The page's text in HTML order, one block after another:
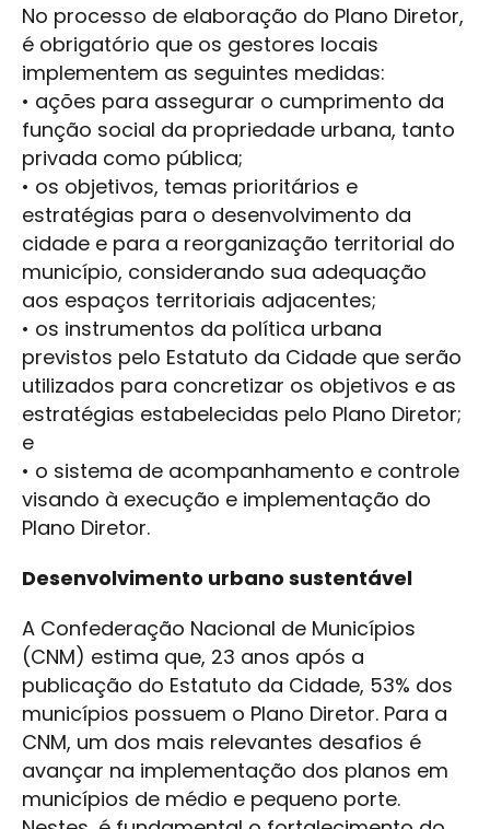
No processo de elaboração do Plano Diretor,
é obrigatório que os gestores locais
implementem as seguintes medidas:
• ações para assegurar o cumprimento da
função social da propriedade urbana, tanto
privada como pública;
• os objetivos, temas prioritários e
estratégias para o desenvolvimento da
cidade e para a reorganização territorial do
município, considerando sua adequação
aos espaços territoriais adjacentes;
• os instrumentos da política urbana
previstos pelo Estatuto da Cidade que serão
utilizados para concretizar os objetivos e as
estratégias estabelecidas pelo Plano Diretor;
e
• o sistema de acompanhamento e controle
visando à execução e implementação do
Plano Diretor.
Desenvolvimento urbano sustentável
A Confederação Nacional de Municípios
(CNM) estima que, 23 anos após a
publicação do Estatuto da Cidade, 53% dos
municípios possuem o Plano Diretor. Para a
CNM, um dos mais relevantes desafios é
avançar na implementação dos planos em
municípios de médio e pequeno porte.